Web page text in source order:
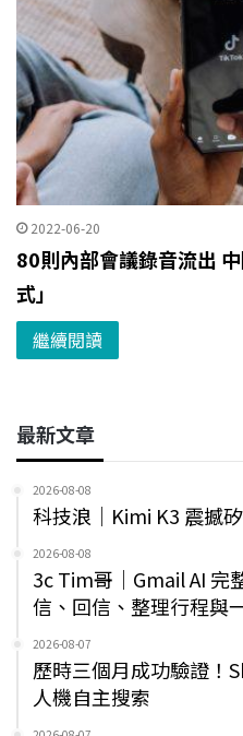
2022-06-20
80則內部會議錄音流出
式」
繼續閱讀
最新文章
2026-08-08
科技浪｜Kimi K3 震撼
2026-08-08
3c Tim哥｜Gmail AI 完
信、回信、整理行程與
2026-08-07
歷時三個月成功驗證！
人機自主搜索